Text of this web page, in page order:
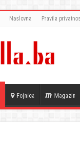
Naslovna Pravila
Fojnica Magazin